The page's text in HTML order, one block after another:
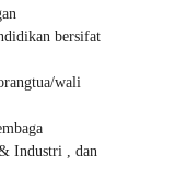
bersifat
wali
Industri , dan